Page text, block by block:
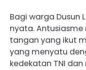
Bagi warga Dusun
nyata.
tangan yang ikut
yang menyatu
kedekatan TNI